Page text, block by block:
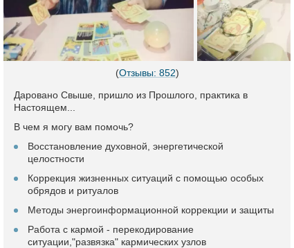
(Отзывы: 852)
Даровано Свыше, пришло из Прошлого, практика в
Настоящем...
В чем я могу вам помочь?
Восстановление духовной, энергетической
целостности
Коррекция жизненных ситуаций с помощью особых
обрядов и ритуалов
Методы энергоинформационной коррекции и защиты
Работа с кармой - перекодирование
ситуации,"развязка" кармических узлов